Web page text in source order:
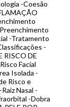
-Coesão
-Tratamento
-
RISCO DE
Facial
Isolada -
Risco e
Nasal -
-Dobra